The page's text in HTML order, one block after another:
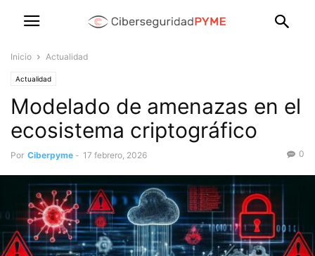
Inicio Actualidad
Actualidad
Modelado de amenazas en el
ecosistema criptográfico
Por Ciberpyme - 17 febrero, 2026 0